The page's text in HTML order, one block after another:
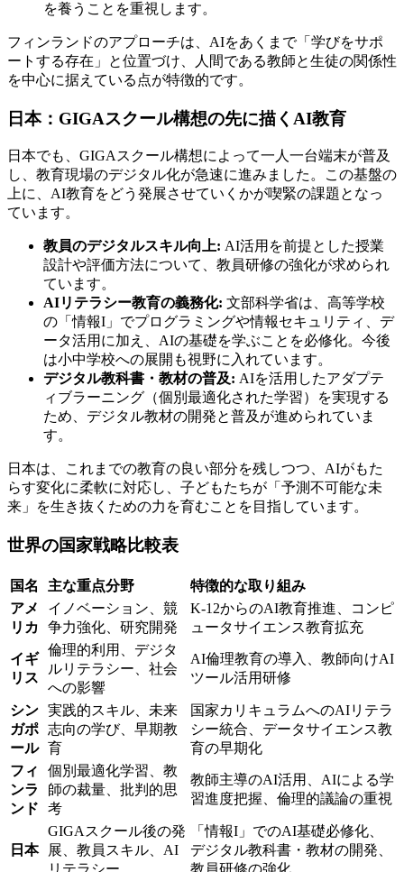
を養うことを重視します。
フィンランドのアプローチは、AIをあくまで「学びをサポ
ートする存在」と位置づけ、人間である教師と生徒の関係性
を中心に据えている点が特徴的です。
日本：GIGAスクール構想の先に描くAI教育
日本でも、GIGAスクール構想によって一人一台端末が普及
し、教育現場のデジタル化が急速に進みました。この基盤の
上に、AI教育をどう発展させていくかが喫緊の課題となっ
ています。
教員のデジタルスキル向上: AI活用を前提とした授業
設計や評価方法について、教員研修の強化が求められ
ています。
AIリテラシー教育の義務化: 文部科学省は、高等学校
の「情報I」でプログラミングや情報セキュリティ、デ
ータ活用に加え、AIの基礎を学ぶことを必修化。今後
は小中学校への展開も視野に入れています。
デジタル教科書・教材の普及: AIを活用したアダプテ
ィブラーニング（個別最適化された学習）を実現する
ため、デジタル教材の開発と普及が進められていま
す。
日本は、これまでの教育の良い部分を残しつつ、AIがもた
らす変化に柔軟に対応し、子どもたちが「予測不可能な未
来」を生き抜くための力を育むことを目指しています。
世界の国家戦略比較表
国名 主な重点分野
特徴的な取り組み
アメ
リカ
イノベーション、競
争力強化、研究開発
K-12からのAI教育推進、コンピ
ュータサイエンス教育拡充
イギ
リス
倫理的利用、デジタ
ルリテラシー、社会
への影響
AI倫理教育の導入、教師向けAI
ツール活用研修
シン
ガポ
ール
実践的スキル、未来
志向の学び、早期教
育
国家カリキュラムへのAIリテラ
シー統合、データサイエンス教
育の早期化
フィ
ンラ
ンド
個別最適化学習、教
師の裁量、批判的思
考
教師主導のAI活用、AIによる学
習進度把握、倫理的議論の重視
日本
GIGAスクール後の発
展、教員スキル、AI
リテラシー
「情報I」でのAI基礎必修化、
デジタル教科書・教材の開発、
教員研修の強化